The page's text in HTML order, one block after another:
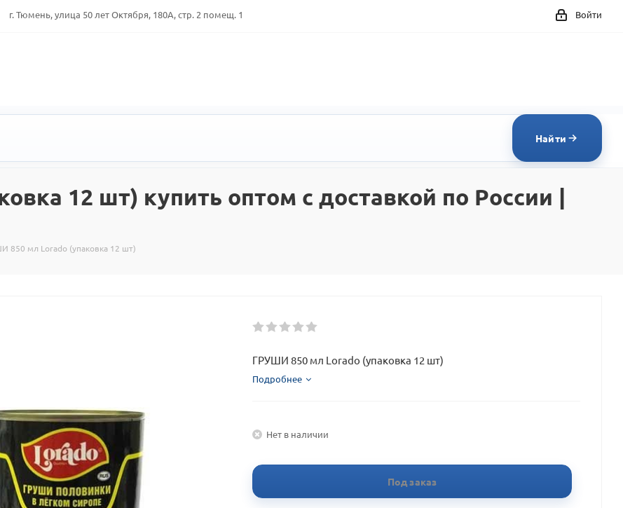
г. Тюмень, улица 50 лет Октября, 180А, стр. 2 помещ. 1 Войти
Найти
12 шт) купить оптом с доставкой по России |
850 мл Lorado (упаковка 12 шт)
ГРУШИ 850 мл Lorado (упаковка 12 шт)
Подробнее
Нет в наличии
Под заказ